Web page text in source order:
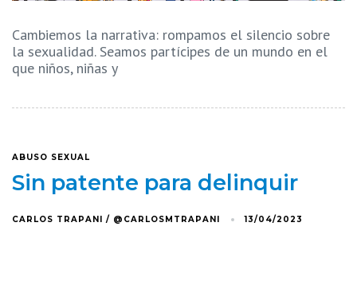
Cambiemos la narrativa: rompamos el silencio sobre
la sexualidad. Seamos partícipes de un mundo en el
que niños, niñas y
ABUSO SEXUAL
Sin patente para delinquir
CARLOS TRAPANI / @CARLOSMTRAPANI 13/04/2023